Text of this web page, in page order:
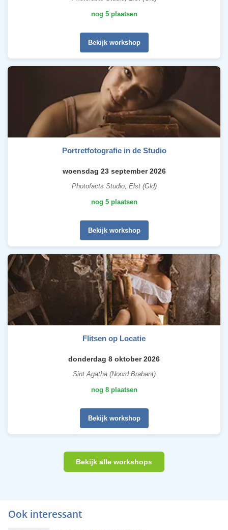
nog 5 plaatsen
Bekijk workshop
Portretfotografie in de Studio
woensdag 23 september 2026
Photofacts Studio, Elst (Gld)
nog 5 plaatsen
Bekijk workshop
Flitsen op Locatie
donderdag 8 oktober 2026
Sint Agatha (Noord Brabant)
nog 8 plaatsen
Bekijk workshop
Bekijk alle workshops
Ook interessant